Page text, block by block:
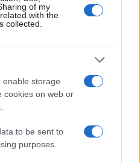
of my
with the
collected.
enable storage
cookies on web or
to be sent to
purposes.